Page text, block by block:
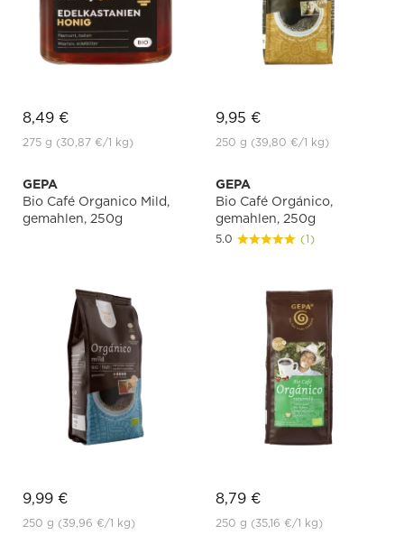
8,49 €
275 g (30,87 €/1 kg)
9,95 €
250 g (39,80 €/1 kg)
GEPA
Bio Café Organico Mild,
gemahlen, 250g
9,99 €
250 g (39,96 €/1 kg)
GEPA
Bio Café Orgánico,
gemahlen, 250g
5.0 (1)
8,79 €
250 g (35,16 €/1 kg)